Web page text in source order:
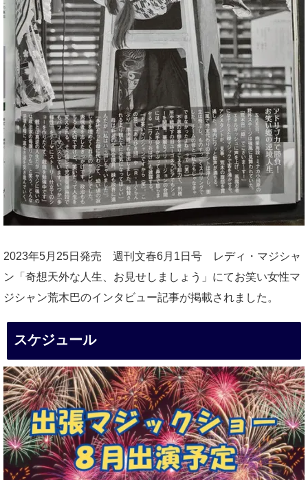
2023年5月25日発売 週刊文春6月1日号 レディ・マジシャ
ン「奇想天外な人生、お見せしましょう」にてお笑い女性マ
ジシャン荒木巴のインタビュー記事が掲載されました。
スケジュール